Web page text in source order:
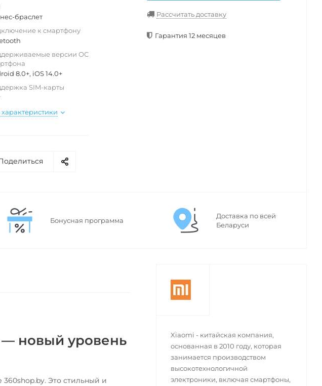
браслет
к смартфону
версии ОС
8.0+, iOS 14.0+
SIM-карты
характеристики
Рассчитать доставку
Гарантия 12 месяцев
Бонусная программа
Доставка по всей
Беларуси
— новый уровень
Это стильный и
Xiaomi - китайская компания,
основанная в 2010 году, которая
занимается производством
высокотехнологичной
электроники, включая смартфоны,